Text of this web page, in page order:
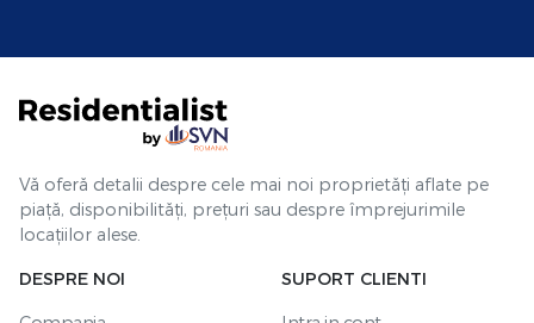
Vă oferă detalii despre cele mai noi proprietăți aflate pe
piață, disponibilități, prețuri sau despre împrejurimile
locațiilor alese.
DESPRE NOI SUPORT CLIENTI